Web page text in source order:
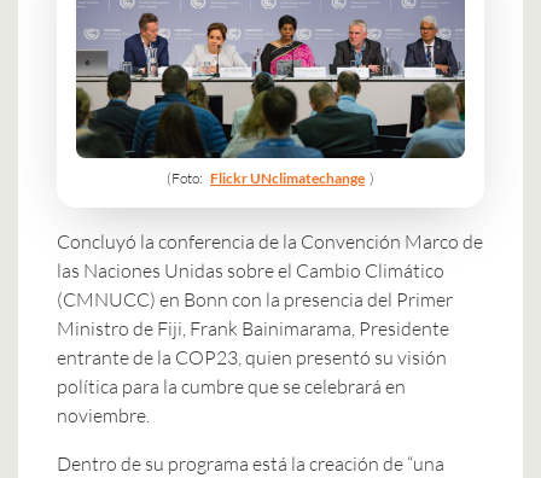
(Foto: Flickr UNclimatechange )
Concluyó la conferencia de la Convención Marco de
las Naciones Unidas sobre el Cambio Climático
(CMNUCC) en Bonn con la presencia del Primer
Ministro de Fiji, Frank Bainimarama, Presidente
entrante de la COP23, quien presentó su visión
política para la cumbre que se celebrará en
noviembre.
Dentro de su programa está la creación de “una